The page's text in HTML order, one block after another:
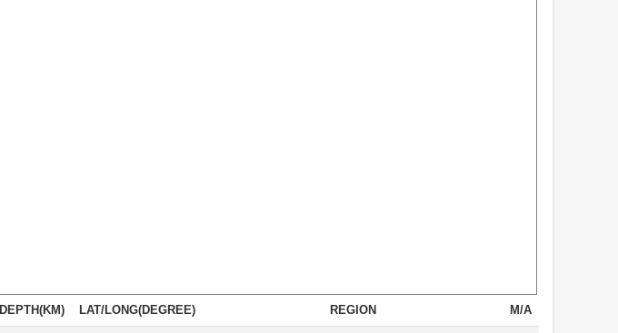
DEPTH(KM) LAT/LONG(DEGREE) REGION M/A